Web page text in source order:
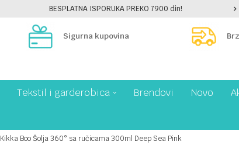
BESPLATNA ISPORUKA PREKO 7900 din!
Sigurna kupovina
Tekstil i garderobica Brendovi Novo
Kikka Boo Šolja 360° sa ručicama 300ml Deep Sea Pink